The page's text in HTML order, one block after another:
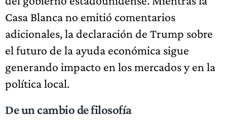
Casa Blanca no emitió comentarios
adicionales, la declaración de Trump sobre
el futuro de la ayuda económica sigue
generando impacto en los mercados y en la
política local.
De un cambio de filosofía